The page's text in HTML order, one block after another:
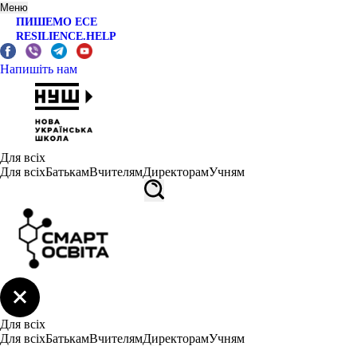
Меню
ПИШЕМО ЕСЕ
RESILIENCE.HELP
Напишіть нам
Для всіх
Для всіхБатькамВчителямДиректорамУчням
Для всіх
Для всіхБатькамВчителямДиректорамУчням